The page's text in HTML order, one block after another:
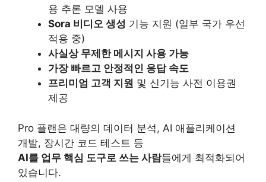
용 추론 모델 사용
Sora 비디오 생성 기능 지원 (일부 국가 우선
적용 중)
사실상 무제한 메시지 사용 가능
가장 빠르고 안정적인 응답 속도
프리미엄 고객 지원 및 신기능 사전 이용권
제공
Pro 플랜은 대량의 데이터 분석, AI 애플리케이션
개발, 장시간 코드 테스트 등
AI를 업무 핵심 도구로 쓰는 사람들에게 최적화되어
있습니다.